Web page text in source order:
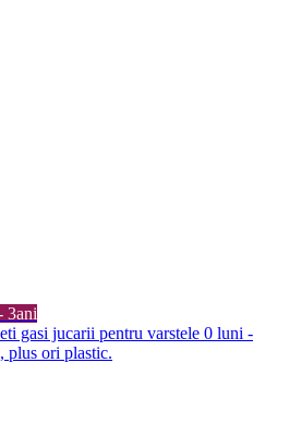
3ani
gasi jucarii pentru varstele 0 luni -
plus ori plastic.